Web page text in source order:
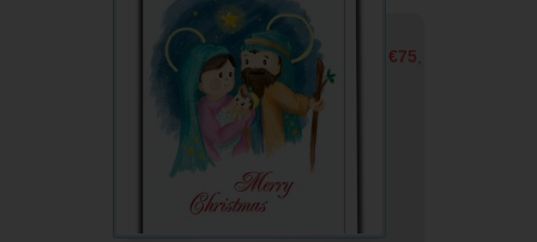
Οι τιμές μας χωρίς εκτύπωση και χωρίς
φάκελο είναι οι εξής:
50 τεμ. €50 ,100 τεμ. €60,150 τεμ. €75
200 τεμ. €85